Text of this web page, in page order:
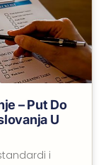
– Put Do
U
i